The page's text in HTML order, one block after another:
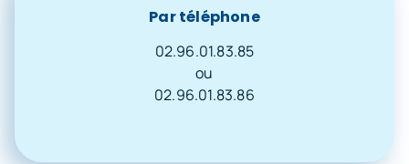
Par téléphone
02.96.01.83.85
ou
02.96.01.83.86